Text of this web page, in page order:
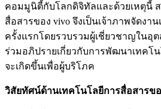
คอมมูนิตี้กับโลกดิจิทัลและด้วยเหตุนี้
สื่อสารของ vivo จึงเป็นเจ้าภาพจัดงาน
ครั้งแรกโดยรวบรวมผู้เชี่ยวชาญในอุ
ร่วมอภิปรายเกี่ยวกับการพัฒนาเทคโ
จะเกิดขึ้นเพื่อผู้บริโภค
วิสัยทัศน์ด้านเทคโนโลยีการสื่อสารข